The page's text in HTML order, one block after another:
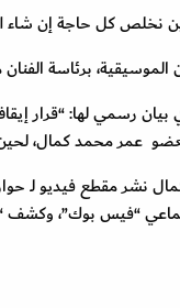
نخلص كل حاجة إن شاء
الموسيقية، برئاسة
بيان رسمي لها:
عمر محمد كمال،
نشر مقطع فيديو لـ
“فيس بوك”، وكشف